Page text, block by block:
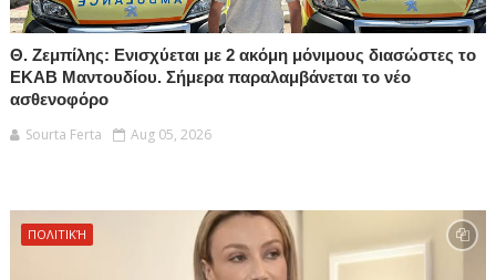
Θ. Ζεμπίλης: Ενισχύεται με 2 ακόμη μόνιμους διασώστες το
ΕΚΑΒ Μαντουδίου. Σήμερα παραλαμβάνεται το νέο
ασθενοφόρο
Sourta Ferta
Aug 05, 2026
ΠΟΛΙΤΙΚΉ